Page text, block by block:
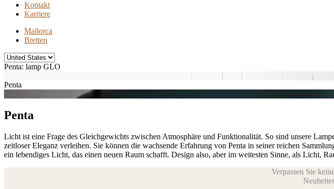
Kontakt
Karriere
Mallorca
Bretten
Penta: lamp GLO
Penta
Penta
Licht ist eine Frage des Gleichgewichts zwischen Atmosphäre und Funktionalität. So sind unsere
zeitloser Eleganz verleihen. Sie können die wachsende Erfahrung von Penta in seiner reichen
ein lebendiges Licht, das einen neuen Raum schafft. Design also, aber im weitesten Sinne, als Licht,
Verpassen Sie